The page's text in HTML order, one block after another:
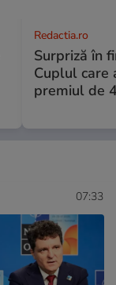
Redactia.ro
Surpriză în
Cuplul care
premiul de
07:33